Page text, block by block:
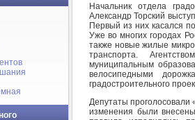
Начальник отдела
Александр Торский
Первый из них касался
Уже во многих городах
также новые жилые
транспорта.
муниципальным
велосипедными
градостроительного
Депутаты проголосовали
изменения были